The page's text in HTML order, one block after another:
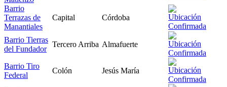
Barrio
Terrazas de
Manantiales
Capital Córdoba
Barrio Tierras
del Fundador
Tercero Arriba Almafuerte
Barrio Tiro
Federal
Colón Jesús María